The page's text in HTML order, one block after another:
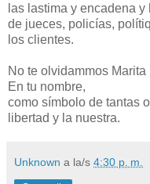
las lastima y encadena
de jueces, policías,
los clientes.
No te olvidammos Marita
En tu nombre,
como símbolo de tantas
libertad y la nuestra.
Unknown a la/s 4:30 p. m.